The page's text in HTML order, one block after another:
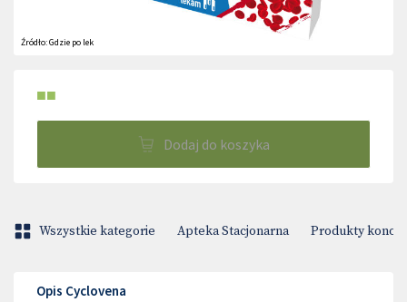
Źródło:Gdzie po lek
■■
Dodaj do koszyka
Wszystkie kategorie Apteka Stacjonarna Produkty
Opis Cyclovena